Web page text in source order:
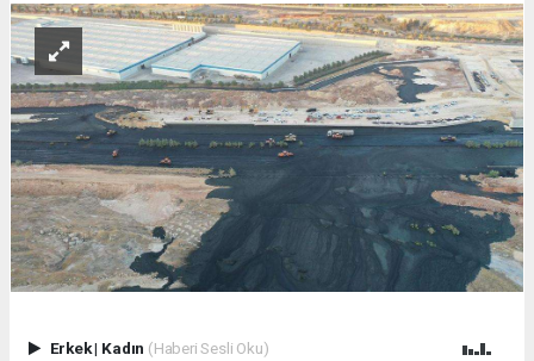
Erkek| Kadın (Haberi Sesli Oku)